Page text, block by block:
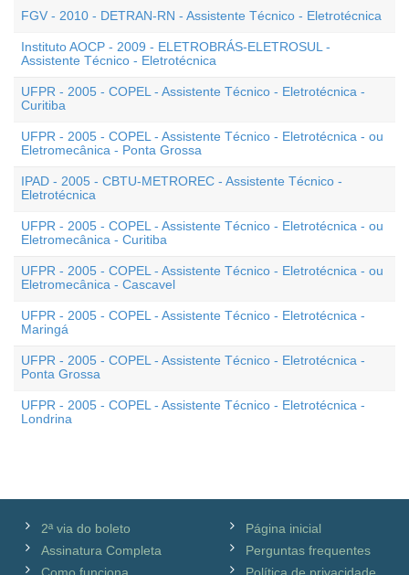
FGV - 2010 - DETRAN-RN - Assistente Técnico - Eletrotécnica
Instituto AOCP - 2009 - ELETROBRÁS-ELETROSUL -
Assistente Técnico - Eletrotécnica
UFPR - 2005 - COPEL - Assistente Técnico - Eletrotécnica -
Curitiba
UFPR - 2005 - COPEL - Assistente Técnico - Eletrotécnica - ou
Eletromecânica - Ponta Grossa
IPAD - 2005 - CBTU-METROREC - Assistente Técnico -
Eletrotécnica
UFPR - 2005 - COPEL - Assistente Técnico - Eletrotécnica - ou
Eletromecânica - Curitiba
UFPR - 2005 - COPEL - Assistente Técnico - Eletrotécnica - ou
Eletromecânica - Cascavel
UFPR - 2005 - COPEL - Assistente Técnico - Eletrotécnica -
Maringá
UFPR - 2005 - COPEL - Assistente Técnico - Eletrotécnica -
Ponta Grossa
UFPR - 2005 - COPEL - Assistente Técnico - Eletrotécnica -
Londrina
2ª via do boleto
Assinatura Completa
Página inicial
Perguntas frequentes